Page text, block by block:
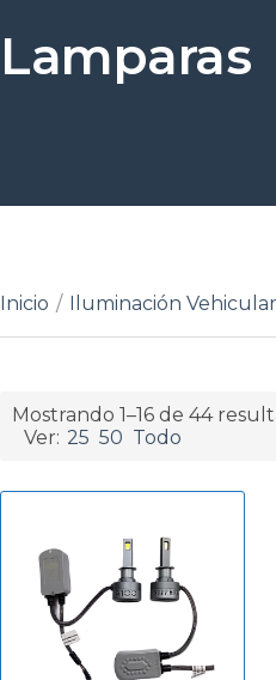
Lamparas
Inicio / Iluminación Vehicular
Mostrando 1–16 de 44
Ver: 25 50 Todo